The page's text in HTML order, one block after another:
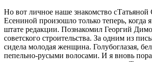
Но вот личное наше знакомство сТатьяной
Есениной произошло только теперь, когда я
штате редакции. Познакомил Георгий
советского строительства. За одним из
сидела молодая женщина. Голубоглазая,
пепельно-русыми волосами. И я вновь